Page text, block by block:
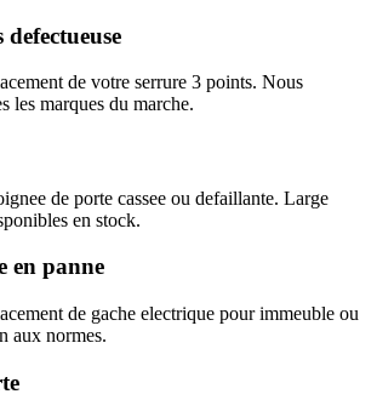
de votre serrure 3 points. Nous
les marques du marche.
de porte cassee ou defaillante. Large
en stock.
en panne
de gache electrique pour immeuble ou
aux normes.